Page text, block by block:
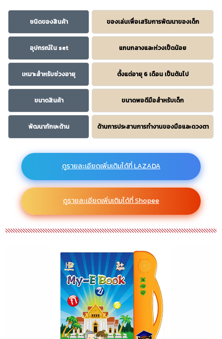
ชนิดของสินค้า ของเล่นเพื่อเสริมการพัฒนาของเด็ก
อุปกรณ์ใน set แกนกลางและห่วงเป็ดน้อย
เหมาะสำหรับช่วงอายุ ตั้งแต่อายุ 6 เดือน เป็นต้นไป
ขนาดสินค้า ขนาดพอดีมือสำหรับเด็ก
พัฒนาทักษะด้าน ด้านการประสานการทำงานของมือและดวงตา
ดูรายละเอียดเพิ่มเติมได้ที่ LAZADA
ดูรายละเอียดเพิ่มเติมได้ที่ Shopee